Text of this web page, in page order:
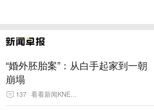
“婚外胚胎案”：从白手起家到一朝
崩塌
137 看看新闻KNEWS